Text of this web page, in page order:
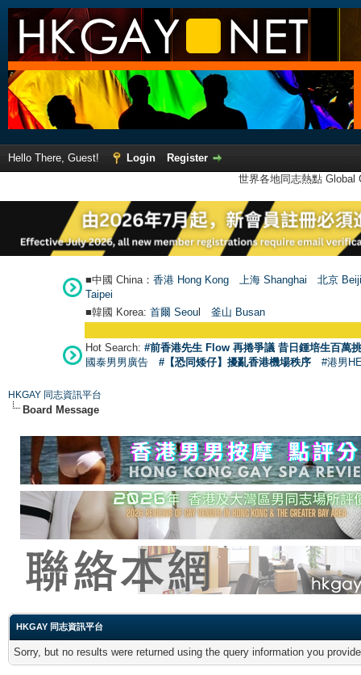
Hello There, Guest! Login
Register
世界各地同志熱點
■中國 China： 香港 Hong Kong 上海 Shanghai
北京
Taipei
■韓國 Korea: 首爾 Seoul 釜山 Busan
Hot Search: #前香港先生 Flow 再捲爭議 昔日鍾培生百萬
國泰男男廣告
#【恐同矮仔】擾亂香港機場秩序 #港男
HKGAY 同志資訊平台
Board Message
HKGAY 同志資訊平台
Sorry, but no results were returned using the query information you